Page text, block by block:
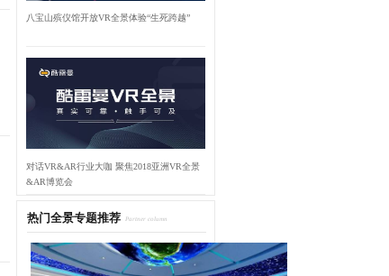
八宝山殡仪馆开放VR全景体验“生死跨越”
对话VR&AR行业大咖 聚焦2018亚洲VR全景
&AR博览会
热门全景专题推荐 Partner column